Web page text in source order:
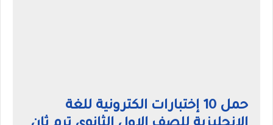
حمل 10 إختبارات الكترونية للغة